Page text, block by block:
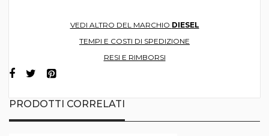
VEDI ALTRO DEL MARCHIO DIESEL
TEMPI E COSTI DI SPEDIZIONE
RESI E RIMBORSI
PRODOTTI CORRELATI